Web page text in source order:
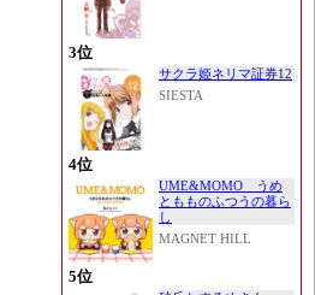
3位
サクラ姫ネリマ証券12
SIESTA
4位
UME&MOMO うめ
ともものふつうの暮ら
し
MAGNET HILL
5位